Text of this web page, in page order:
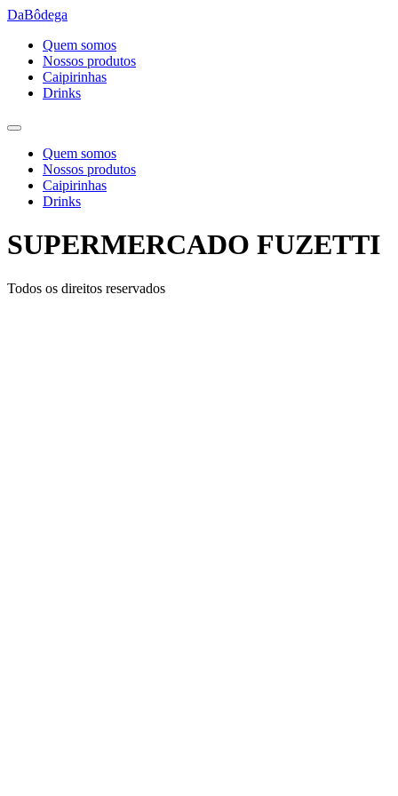
Ir
conteúdo
DaBôdega
Quem somos
Nossos produtos
Caipirinhas
Drinks
Quem somos
Nossos produtos
Caipirinhas
Drinks
SUPERMERCADO FUZETTI
Todos os direitos reservados